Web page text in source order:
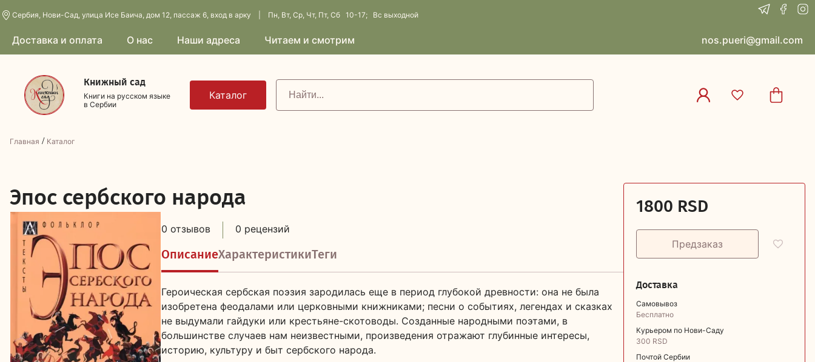
Сербия, Нови-Сад, улица Исе Баича, дом 12, пассаж 6, вход в арку | Пн, Вт, Ср, Чт, Пт, Сб 10-17; Вс выходной
Доставка и оплата О нас Наши адреса Читаем и смотрим nos.pueri@gmail.com
Книжный сад
Книги на русском языке
в Сербии
Главная / Каталог
Эпос сербского народа
0 отзывов 0 рецензий
ОписаниеХарактеристикиТеги
Героическая сербская поэзия зародилась еще в период глубокой древности: она не была
изобретена феодалами или церковными книжниками; песни о событиях, легендах и сказках
не выдумали гайдуки или крестьяне-скотоводы. Созданные народными поэтами, в
большинстве случаев нам неизвестными, произведения отражают глубинные интересы,
историю, культуру и быт сербского народа.
1800 RSD
Доставка
Самовывоз
Бесплатно
Курьером по Нови-Саду
300 RSD
Почтой Сербии